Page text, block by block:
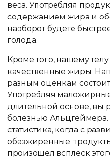
веса. Употребляя
содержанием жира и
наоборот будете
голода.
Кроме того, нашему
качественные жиры.
разным оценкам
Употребляя
длительной основе, вы
болезнью Альцгеймера.
статистика, когда с
обезжиренные
произошел всплеск